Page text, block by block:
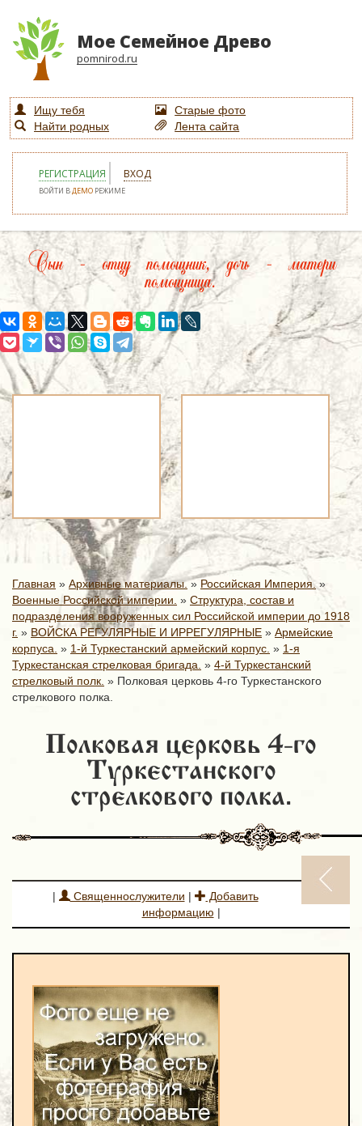
Мое Семейное Древо
pomnirod.ru
Ищу тебя
Старые фото
Найти родных
Лента сайта
РЕГИСТРАЦИЯ ВХОД
ВОЙТИ ВДЕМО РЕЖИМЕ
Сын – отцу помощник, дочь – матери
помощница.
Главная » Архивные материалы.» Российская Империя. »
Военные Российской империи. » Структура, состав и
подразделения вооруженных сил Российской империи до 1918
г. » ВОЙСКА РЕГУЛЯРНЫЕ И ИРРЕГУЛЯРНЫЕ » Армейские
корпуса. » 1-й Туркестанский армейский корпус. » 1-я
Туркестанская стрелковая бригада. » 4-й Туркестанский
стрелковый полк. » Полковая церковь 4-го Туркестанского
стрелкового полка.
Полковая церковь 4-го
Туркестанского
стрелкового полка.
| Священнослужители |
Добавить
информацию |